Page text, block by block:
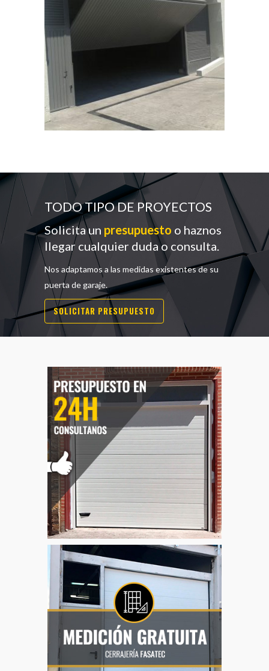
TODO TIPO DE PROYECTOS
Solicita un presupuesto o haznos
llegar cualquier duda o consulta.
Nos adaptamos a las medidas existentes de su
puerta de garaje.
SOLICITAR PRESUPUESTO